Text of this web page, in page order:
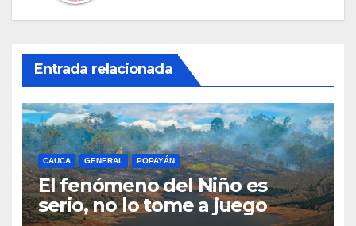
Entrada relacionada
CAUCA GENERAL POPAYÁN
El fenómeno del Niño es
serio, no lo tome a juego